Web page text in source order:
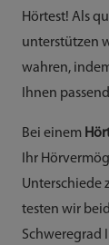
Hörtest! Als
unterstützen
wahren,
Ihnen
Bei einem
Ihr
Unterschiede
testen wir
Schweregrad